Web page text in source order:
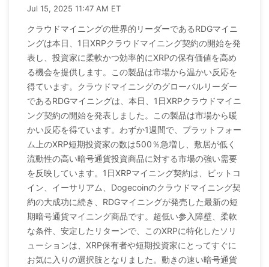
Jul 15, 2025 11:47 AM ET
クラウドマイニングの世界的リーダーであるRDGマイニ
ングは本日、1日XRPクラウドマイニング契約の開始を発
表し、投資家に柔軟かつ効率的にXRPの保有価値を高め
る機会を提供します。この製品は市場から温かい反応を
得ています。クラウドマイニングのグローバルリーダー
であるRDGマイニングは、本日、1日XRPクラウドマイニ
ング契約の開始を発表しました。この製品は市場から暖
かい反応を得ています。わずか1週間で、プラットフォー
ム上のXRP短期投資家の数は500％急増し、敷居が低く
流動性の高い暗号通貨投資商品に対する市場の強い需要
を反映しています。1日XRPマイニング契約は、ビットコ
イン、イーサリアム、Dogecoinのクラウドマイニング契
約の大成功に続き、RDGマイニングが発売した最新の短
期暗号通貨マイニング商品です。超低い参入障壁、柔軟
な条件、安定したリターンで、このXRPに特化したソリ
ューションは、XRP保有者や短期投資家にとってすぐに
お気に入りの選択肢となりました。動きの速い暗号通貨